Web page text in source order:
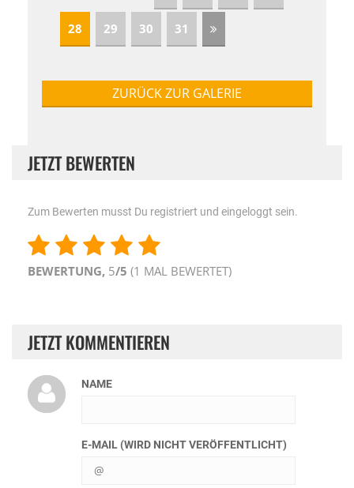
28 29 30 31
ZURÜCK ZUR GALERIE
JETZT BEWERTEN
Zum Bewerten musst Du registriert und eingeloggt sein.
BEWERTUNG, 5/5 (1 MAL BEWERTET)
JETZT KOMMENTIEREN
NAME
E-MAIL (WIRD NICHT VERÖFFENTLICHT)